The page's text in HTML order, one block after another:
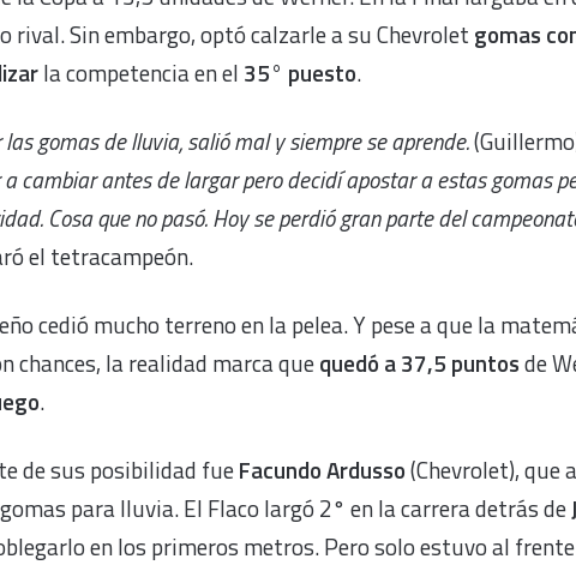
rival. Sin embargo, optó calzarle a su Chevrolet gomas
la competencia en el 35° puesto.
las gomas de lluvia, salió mal y siempre se aprende.
cambiar antes de largar pero decidí apostar a estas gomas
Cosa que no pasó. Hoy se perdió gran parte del
el tetracampeón.
cedió mucho terreno en la pelea. Y pese a que la
chances, la realidad marca quequedó a 37,5 puntosde
.
de sus posibilidad fueFacundo Ardusso(Chevrolet), que
para lluvia. El Flaco largó 2° en la carrera detrás de
en los primeros metros. Pero solo estuvo al